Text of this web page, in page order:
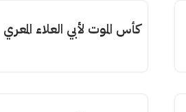
كأس الموت لأبي العلاء المعري